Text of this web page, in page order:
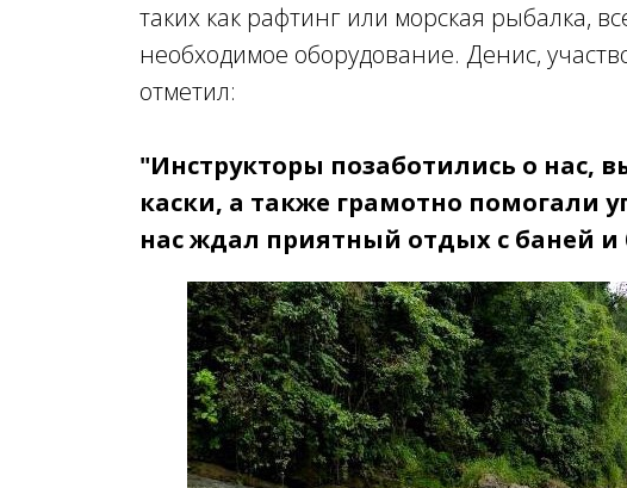
таких как рафтинг или морская рыбалка,
необходимое оборудование. Денис,
отметил:
"Инструкторы позаботились о нас,
каски, а также грамотно помогали
нас ждал приятный отдых с баней и